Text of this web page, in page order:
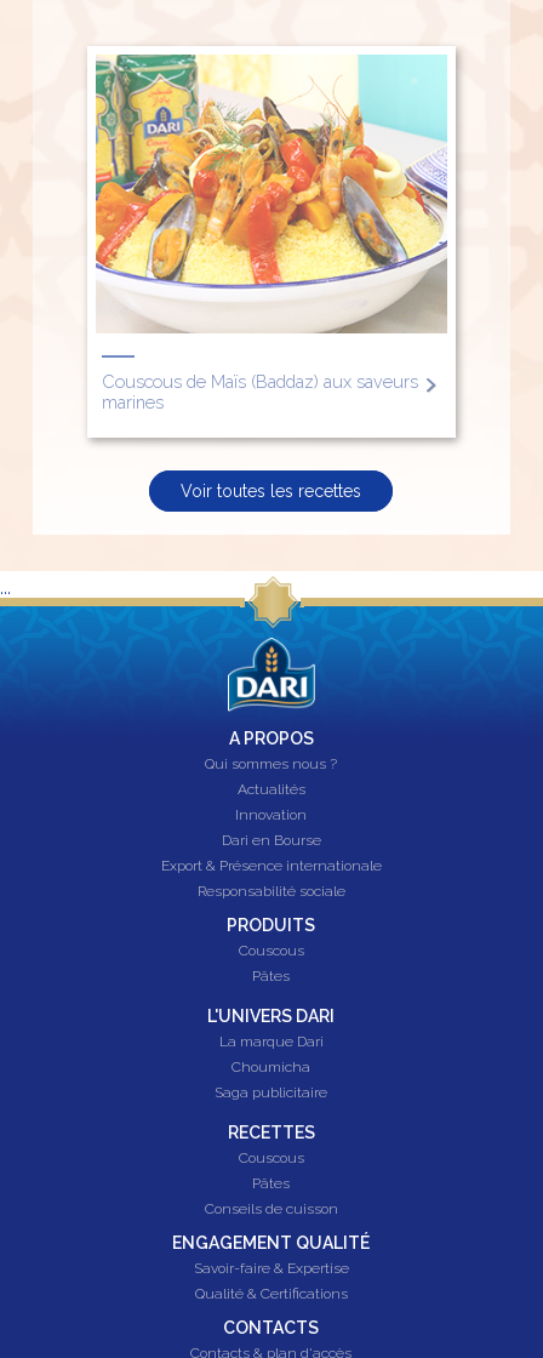
500g
Couscous de Maïs (Baddaz) aux saveurs
marines
Voir toutes les recettes
...
A PROPOS
Qui sommes nous ?
Actualités
Innovation
Dari en Bourse
Export & Présence internationale
Responsabilité sociale
PRODUITS
Couscous
Pâtes
L'UNIVERS DARI
La marque Dari
Choumicha
Saga publicitaire
CONTACTS
Contacts & plan d'accès
ENGAGEMENT QUALITÉ
Savoir-faire & Expertise
Qualité & Certifications
RECETTES
Couscous
Pâtes
Conseils de cuisson